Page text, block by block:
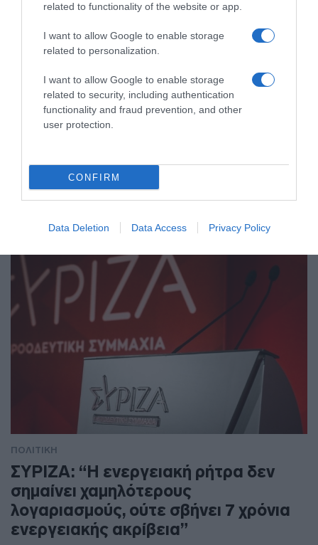
related to functionality of the website or app.
I want to allow Google to enable storage
related to personalization.
I want to allow Google to enable storage
related to security, including authentication
functionality and fraud prevention, and other
user protection.
CONFIRM
Data Deletion Data Access Privacy Policy
ΠΟΛΙΤΙΚΗ
ΠΑΣΟΚ: “Ο κ. Γεωργιάδης συνεχίζει
να πετάει χαρταετό – Ποιος θα
εκατ. ευρώ για τα Σπιτάκια
Ανακύκλωσης”;
ΠΟΛΙΤΙΚΗ
ΣΥΡΙΖΑ: “Η ενεργειακή ρήτρα δεν
σημαίνει χαμηλότερους
λογαριασμούς, ούτε σβήνει 7 χρόνια
ενεργειακής ακρίβεια”